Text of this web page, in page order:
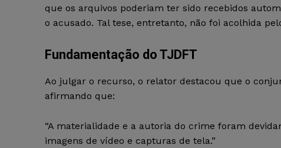
que os arquivos poderiam ter sido recebidos
o acusado. Tal tese, entretanto, não foi acolhida
Fundamentação do TJDFT
Ao julgar o recurso, o relator destacou que o
afirmando que:
“A materialidade e a autoria do crime foram
imagens de vídeo e capturas de tela.”